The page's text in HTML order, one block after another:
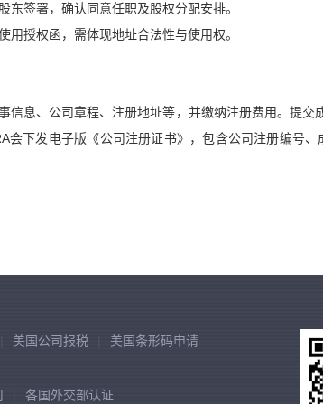
东签署，确认同意任职及股权分配安排。
用授权函，需体现地址合法性与使用权。
信息、公司章程、注册地址等，并缴纳注册费用。提交
会下发电子版《公司注册证书》，包含公司注册编号
美国公司报税
美国条形码申请
各国外交部认证